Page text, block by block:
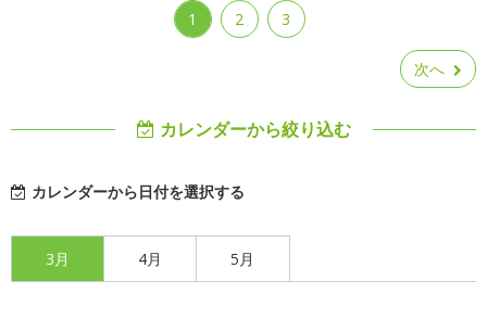
1 2 3
次へ
カレンダーから絞り込む
カレンダーから日付を選択する
3月 4月 5月